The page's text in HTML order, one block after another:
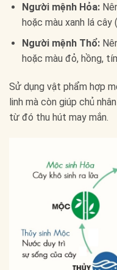
Người mệnh Hỏa:
hoặc màu xanh lá cây
Người mệnh Thổ:
hoặc màu đỏ, hồng,
Sử dụng vật phẩm hợp
linh mà còn giúp chủ
từ đó thu hút may mắn.